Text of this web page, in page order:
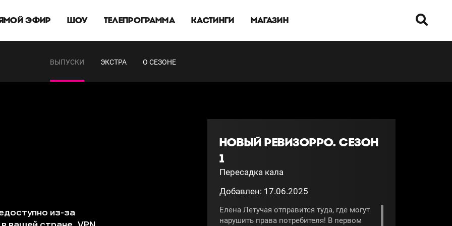
ЭФИР ШОУ ТЕЛЕПРОГРАММА КАСТИНГИ МАГАЗИН
ВЫПУСКИ ЭКСТРА О СЕЗОНЕ
НОВЫЙ РЕВИЗОРРО. СЕЗОН
1
Пересадка кала
Добавлен: 17.06.2025
Елена Летучая отправится туда, где могут
нарушить права потребителя! В первом